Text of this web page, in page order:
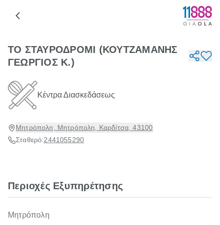
ΤΟ ΣΤΑΥΡΟΔΡΟΜΙ (ΚΟΥΤΖΑΜΑΝΗΣ
ΓΕΩΡΓΙΟΣ Κ.)
Κέντρα Διασκεδάσεως
Μητρόπολη, Μητρόπολη, Καρδίτσα, 43100
Σταθερό:2441055290
Περιοχές Εξυπηρέτησης
Μητρόπολη